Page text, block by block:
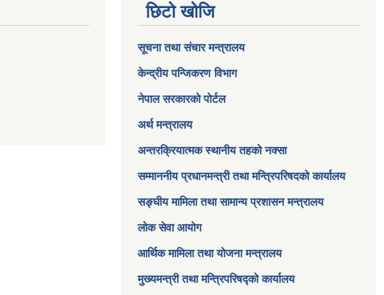
छिटो खोजि
सूचना तथा संचार मन्त्रालय
केन्द्रीय पन्जिकरण विभाग
नेपाल सरकारको पोर्टल
अर्थ मन्त्रालय
अन्तरक्रियात्मक स्थानीय तहको नक्सा
सम्माननीय प्रधानमन्त्री तथा मन्त्रिपरिषद‌को कार्यालय
सङ्‍घीय मामिला तथा सामान्य प्रशासन मन्त्रालय
लोक सेवा आयोग
आर्थिक मामिला तथा योजना मन्त्रालय​
मुख्यमन्त्री तथा मन्त्रिपरिषद्को कार्यालय